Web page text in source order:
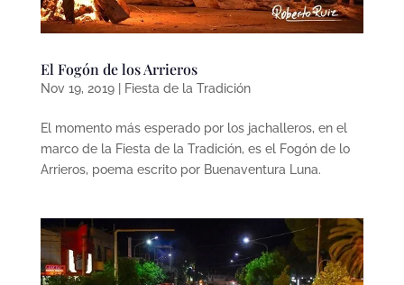
El Fogón de los Arrieros
Nov 19, 2019| Fiesta de la Tradición
El momento más esperado por los jachalleros, en el
marco de la Fiesta de la Tradición, es el Fogón de lo
Arrieros, poema escrito por Buenaventura Luna.